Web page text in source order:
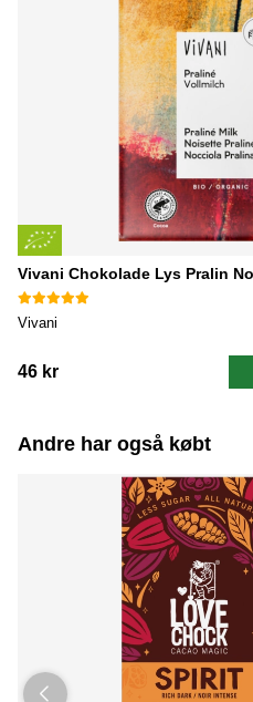
Vivani Chokolade Lys Pralin
Vivani
46 kr
Andre har også købt